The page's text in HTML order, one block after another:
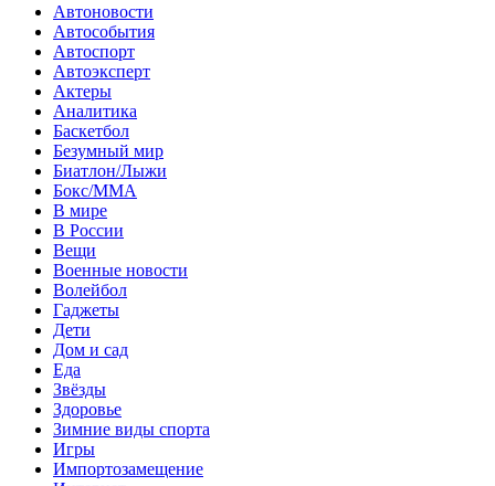
Автоновости
Автособытия
Автоспорт
Автоэксперт
Актеры
Аналитика
Баскетбол
Безумный мир
Биатлон/Лыжи
Бокс/MMA
В мире
В России
Вещи
Военные новости
Волейбол
Гаджеты
Дети
Дом и сад
Еда
Звёзды
Здоровье
Зимние виды спорта
Игры
Импортозамещение